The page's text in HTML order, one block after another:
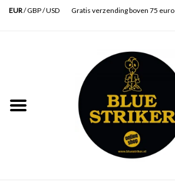
EUR/GBP/USD
Gratis verzending boven 75 euro